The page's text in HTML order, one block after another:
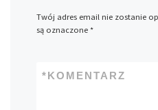
Twój adres email nie zostanie
są oznaczone *
KOMENTARZ
*